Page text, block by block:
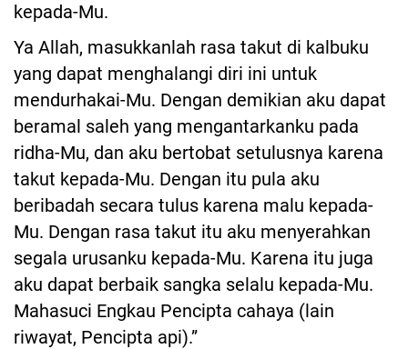
kepada-Mu.
Ya Allah, masukkanlah rasa takut di kalbuku
yang dapat menghalangi diri ini untuk
mendurhakai-Mu. Dengan demikian aku dapat
beramal saleh yang mengantarkanku pada
ridha-Mu, dan aku bertobat setulusnya karena
takut kepada-Mu. Dengan itu pula aku
beribadah secara tulus karena malu kepada-
Mu. Dengan rasa takut itu aku menyerahkan
segala urusanku kepada-Mu. Karena itu juga
aku dapat berbaik sangka selalu kepada-Mu.
Mahasuci Engkau Pencipta cahaya (lain
riwayat, Pencipta api).”